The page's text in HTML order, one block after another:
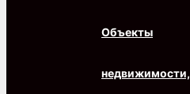
Объекты
недвижимости,